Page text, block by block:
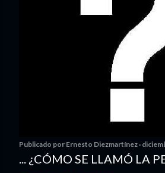
Publicado por Ernesto Diezmartínez
... ¿CÓMO SE LLAMÓ LA